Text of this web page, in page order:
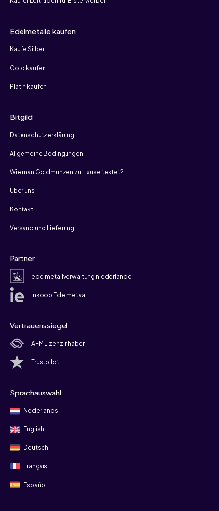
Edelmetalle kaufen
Kaufe Silber
Gold kaufen
Platin kaufen
Bitgild
Datenschutzerklärung
Allgemeine Bedingungen
Wie man Goldmünzen zu Hause testet?
Über uns
Kontakt
Versand und Lieferung
Partner
edelmetallverwaltung niederlande
Inkoop Edelmetaal
Vertrauenssiegel
AFM Lizenzinhaber
Trustpilot
Sprachauswahl
Nederlands
English
Deutsch
Français
Español